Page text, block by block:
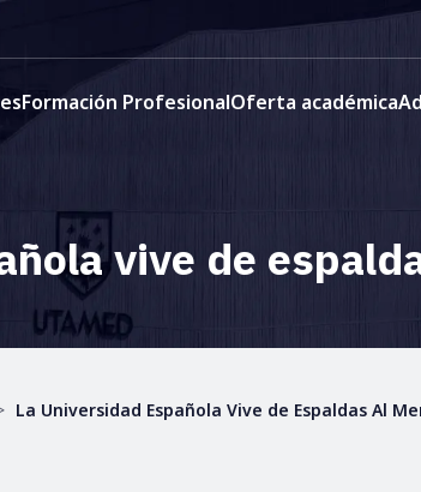
Formación ProfesionalOferta académica
vive de
La Universidad Española Vive de Espaldas Al